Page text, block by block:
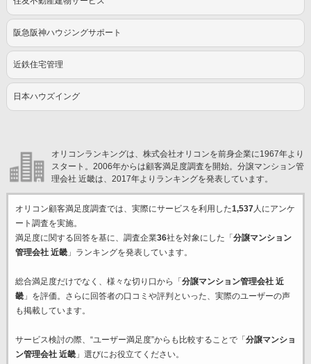
阪急阪神ハウジングサポート
近鉄住宅管理
日本ハウズイング
オリコンランキングは、株式会社オリコンを前身企業に1967年より
スタート。2006年からは顧客満足度調査を開始。分譲マンション管
理会社 近畿は、2017年よりランキングを発表しています。
オリコン顧客満足度調査では、実際にサービスを利用した1,537人にアンケ
ート調査を実施。
満足度に関する回答を基に、調査企業36社を対象にした「 分譲マンション
管理会社 近畿」ランキングを発表しています。
総合満足度だけでなく、様々な切り口から「 分譲マンション管理会社 近
畿」を評価。さらに回答者の口コミや評判といった、実際のユーザーの声
も掲載しています。
サービス検討の際、“ユーザー満足度”からも比較することで「 分譲マンショ
ン管理会社 近畿」選びにお役立てください。